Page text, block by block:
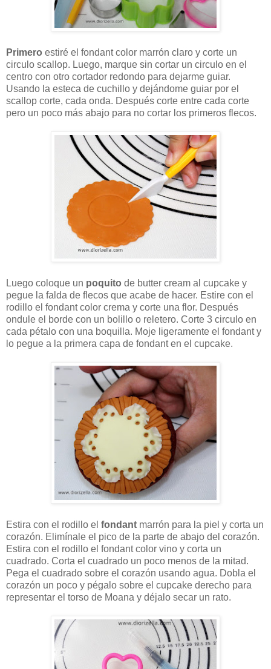
Primero estiré el fondant color marrón claro y corte un
circulo scallop. Luego, marque sin cortar un circulo en el
centro con otro cortador redondo para dejarme guiar.
Usando la esteca de cuchillo y dejándome guiar por el
scallop corte, cada onda. Después corte entre cada corte
pero un poco más abajo para no cortar los primeros flecos.
Luego coloque un poquito de butter cream al cupcake y
pegue la falda de flecos que acabe de hacer. Estire con el
rodillo el fondant color crema y corte una flor. Después
ondule el borde con un bolillo o reletero. Corte 3 circulo en
cada pétalo con una boquilla. Moje ligeramente el fondant y
lo pegue a la primera capa de fondant en el cupcake.
Estira con el rodillo el fondant marrón para la piel y corta un
corazón. Elimínale el pico de la parte de abajo del corazón.
Estira con el rodillo el fondant color vino y corta un
cuadrado. Corta el cuadrado un poco menos de la mitad.
Pega el cuadrado sobre el corazón usando agua. Dobla el
corazón un poco y pégalo sobre el cupcake derecho para
representar el torso de Moana y déjalo secar un rato.